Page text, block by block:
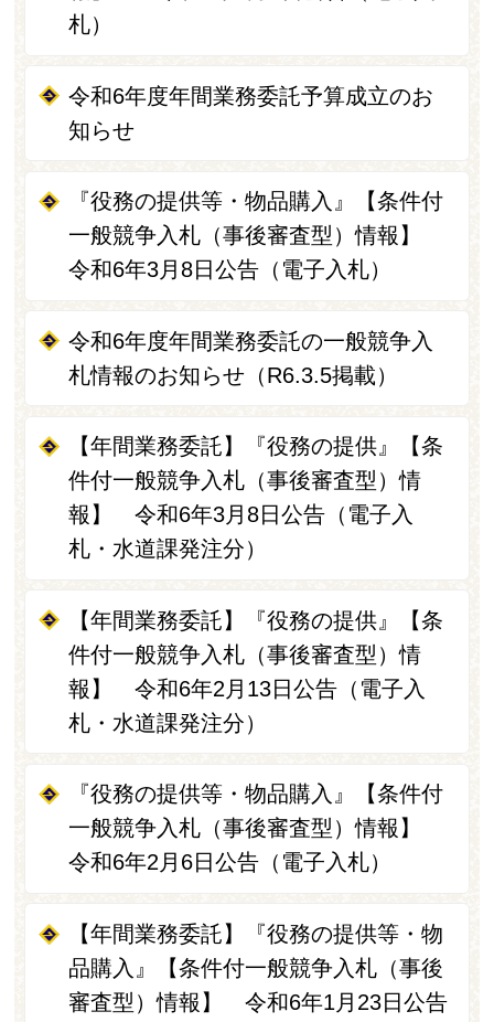
札）
令和6年度年間業務委託予算成立のお
知らせ
『役務の提供等・物品購入』【条件付
一般競争入札（事後審査型）情報】
令和6年3月8日公告（電子入札）
令和6年度年間業務委託の一般競争入
札情報のお知らせ（R6.3.5掲載）
【年間業務委託】『役務の提供』【条
件付一般競争入札（事後審査型）情
報】 令和6年3月8日公告（電子入
札・水道課発注分）
【年間業務委託】『役務の提供』【条
件付一般競争入札（事後審査型）情
報】 令和6年2月13日公告（電子入
札・水道課発注分）
『役務の提供等・物品購入』【条件付
一般競争入札（事後審査型）情報】
令和6年2月6日公告（電子入札）
【年間業務委託】『役務の提供等・物
品購入』【条件付一般競争入札（事後
審査型）情報】 令和6年1月23日公告